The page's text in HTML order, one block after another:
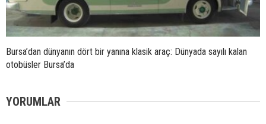
Bursa’dan dünyanın dört bir yanına klasik araç: Dünyada sayılı kalan
otobüsler Bursa’da
YORUMLAR